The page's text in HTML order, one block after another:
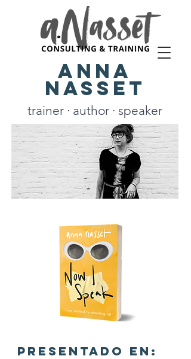
Anna
Nasset
trainer · author · speaker
presentado en: